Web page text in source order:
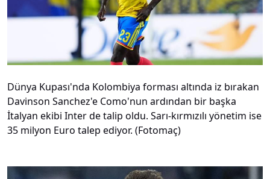
Dünya Kupası'nda Kolombiya forması altında iz bırakan
Davinson Sanchez'e Como'nun ardından bir başka
İtalyan ekibi Inter de talip oldu. Sarı-kırmızılı yönetim ise
35 milyon Euro talep ediyor. (Fotomaç)